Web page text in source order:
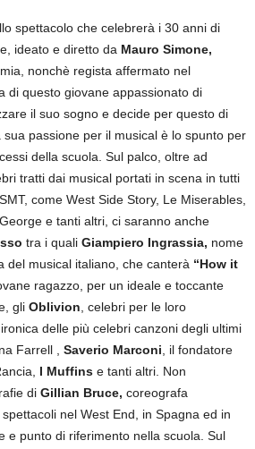
spettacolo che celebrerà i 30 anni di
ideato e diretto da Mauro Simone,
nonchè regista affermato nel
di questo giovane appassionato di
il suo sogno e decide per questo di
passione per il musical è lo spunto per
della scuola. Sul palco, oltre ad
tratti dai musical portati in scena in tutti
come West Side Story, Le Miserables,
e tanti altri, ci saranno anche
tra i quali Giampiero Ingrassia, nome
del musical italiano, che canterà “How it
ragazzo, per un ideale e toccante
gli Oblivion, celebri per le loro
delle più celebri canzoni degli ultimi
Farrell , Saverio Marconi, il fondatore
I Muffins e tanti altri. Non
di Gillian Bruce, coreografa
nel West End, in Spagna ed in
e punto di riferimento nella scuola. Sul